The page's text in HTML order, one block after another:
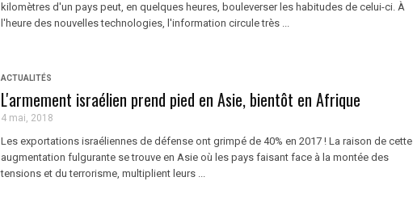
kilomètres d'un pays peut, en quelques heures, bouleverser les habitudes de celui-ci. À
l'heure des nouvelles technologies, l'information circule très ...
ACTUALITÉS
L'armement israélien prend pied en Asie, bientôt en Afrique
4 mai, 2018
Les exportations israéliennes de défense ont grimpé de 40% en 2017 ! La raison de cette
augmentation fulgurante se trouve en Asie où les pays faisant face à la montée des
tensions et du terrorisme, multiplient leurs ...